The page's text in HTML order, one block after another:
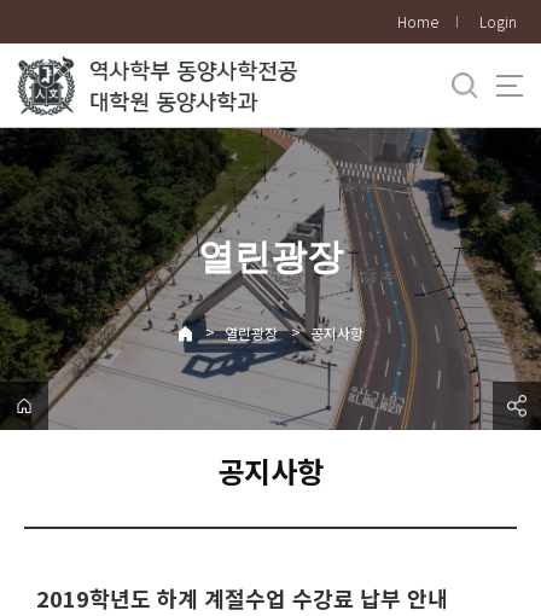
로
메
뉴
Home Login
열린광장
> 열린광장 > 공지사항
공지사항
2019학년도 하계 계절수업 수강료 납부 안내